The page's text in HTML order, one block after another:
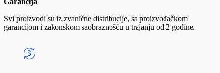
Svi proizvodi su iz zvanične distribucije, sa proizvođačkom
garancijom i zakonskom saobraznošću u trajanju od 2 godine.